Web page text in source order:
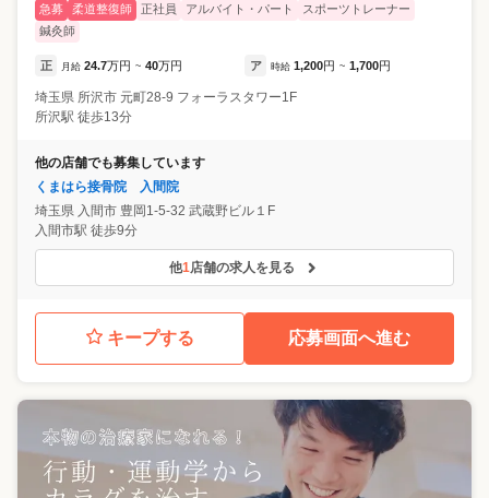
急募 柔道整復師 正社員 アルバイト・パート
スポーツトレーナー
鍼灸師
正 月給 24.7万円 ~ 40万円 ア 時給 1,200円 ~ 1,700円
埼玉県 所沢市 元町28-9 フォーラスタワー1F
所沢駅 徒歩13分
他の店舗でも募集しています
くまはら接骨院 入間院
埼玉県 入間市 豊岡1-5-32 武蔵野ビル１F
入間市駅 徒歩9分
他1店舗の求人を見る
キープする 応募画面へ進む